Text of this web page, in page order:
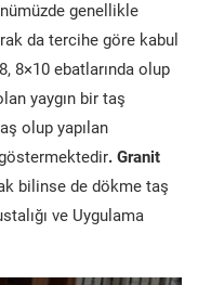
genellikle
da tercihe göre kabul
8×10 ebatlarında olup
yaygın bir taş
olup yapılan
. Granit
bilinse de dökme taş
ve Uygulama